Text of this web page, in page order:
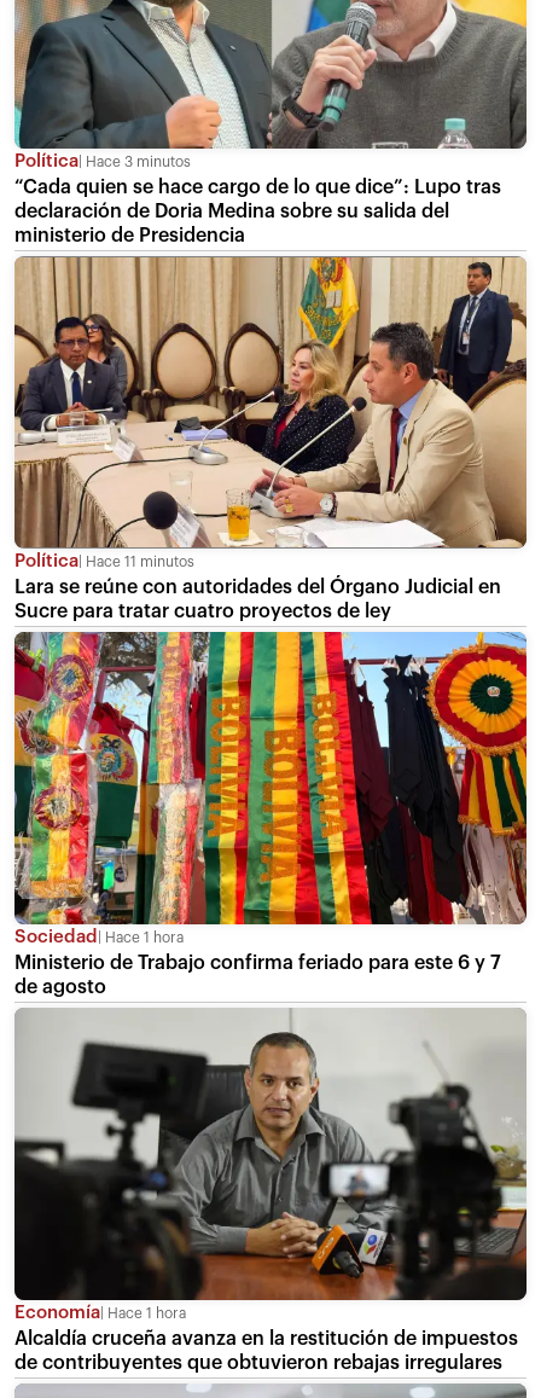
Política Hace 3 minutos
“Cada quien se hace cargo de lo que dice”: Lupo tras
declaración de Doria Medina sobre su salida del
ministerio de Presidencia
Política Hace 11 minutos
Lara se reúne con autoridades del Órgano Judicial en
Sucre para tratar cuatro proyectos de ley
Sociedad Hace 1 hora
Ministerio de Trabajo confirma feriado para este 6 y 7
de agosto
Economía Hace 1 hora
Alcaldía cruceña avanza en la restitución de impuestos
de contribuyentes que obtuvieron rebajas irregulares